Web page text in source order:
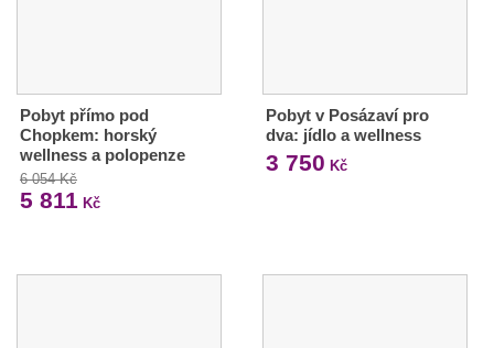
Pobyt přímo pod
Chopkem: horský
wellness a polopenze
6 054 Kč
5 811 Kč
Pobyt v Posázaví pro
dva: jídlo a wellness
3 750 Kč